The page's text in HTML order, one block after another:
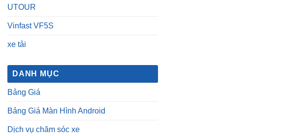
UTOUR
Vinfast VF5S
xe tải
DANH MỤC
Bảng Giá
Bảng Giá Màn Hình Android
Dịch vụ chăm sóc xe